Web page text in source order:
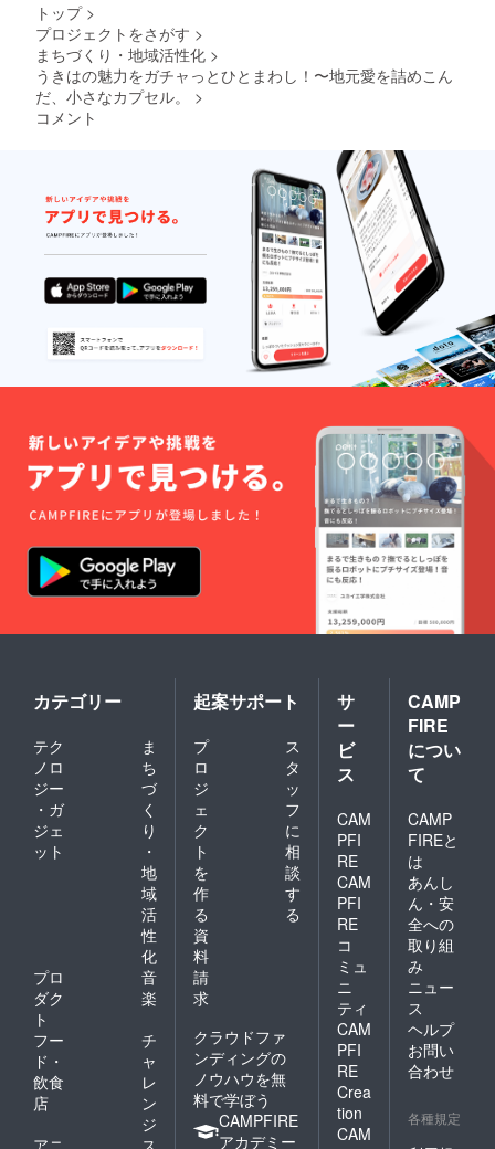
トップ >
プロジェクトをさがす >
まちづくり・地域活性化 >
うきはの魅力をガチャっとひとまわし！〜地元愛を詰めこん
だ、小さなカプセル。
>
コメント
カテゴリー
テク
ノロ
ジー
・ガ
ジェ
ット
ま
ち
づ
く
り
・
地
域
活
性
化
プロ
ダク
ト
音
楽
フー
ド・
飲食
店
チ
ャ
レ
ン
ジ
アニ
ス
起案サポート
プ
ロ
ジ
ェ
ク
ト
を
作
る
ス
タ
ッ
フ
に
相
談
す
る
資
料
請
求
クラウドファ
ンディングの
ノウハウを無
料で学ぼう
CAMPFIRE
アカデミー
サ
ー
ビ
ス
CAM
PFI
RE
CAM
PFI
RE
コ
ミュ
ニ
ティ
CAM
PFI
RE
Crea
tion
CAM
CAMP
FIRE
につい
て
CAMP
FIREと
は
あんし
ん・安
全への
取り組
み
ニュー
ス
ヘルプ
お問い
合わせ
各種規定